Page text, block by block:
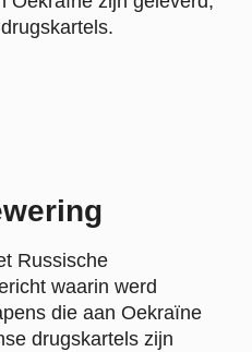
Russische
waarin werd
die aan Oekraïne
drugskartels zijn